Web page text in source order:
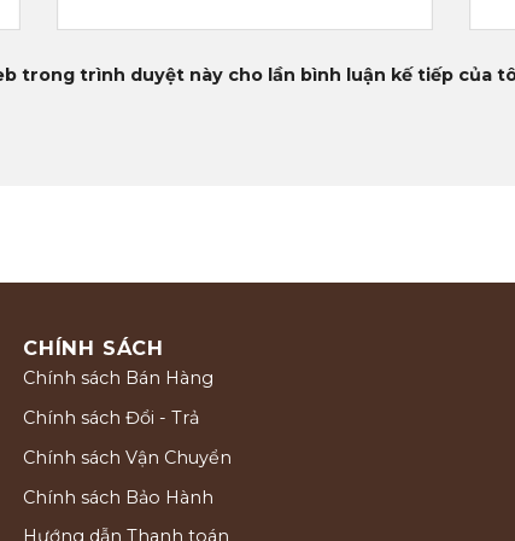
trong trình duyệt này cho lần bình luận kế tiếp của
CHÍNH SÁCH
Chính sách Bán Hàng
Chính sách Đổi - Trả
Chính sách Vận Chuyển
Chính sách Bảo Hành
Hướng dẫn Thanh toán